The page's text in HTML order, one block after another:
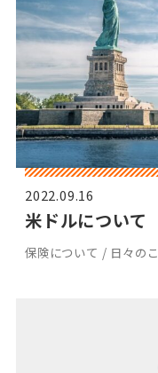
2022.09.16
米ドルについ
保険について / 日々の